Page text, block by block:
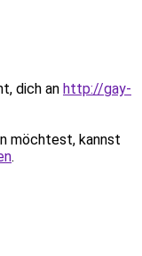
dich an http://gay-
möchtest, kannst
.